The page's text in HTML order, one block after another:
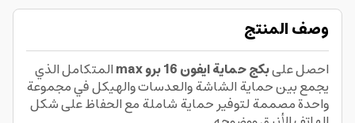
وصف المنتج
احصل علىبكج حماية ايفون 16 برو max المتكامل الذي
يجمع بين حماية الشاشة والعدسات والهيكل في مجموعة
واحدة مصممة لتوفير حماية شاملة مع الحفاظ على شكل